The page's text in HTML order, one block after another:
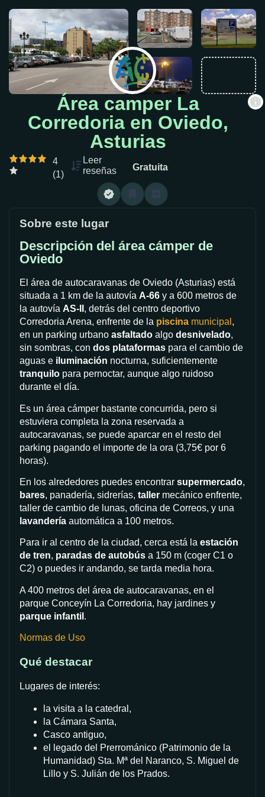
Área camper La
Corredoria en Oviedo,
Asturias
4
(1)
Leer
reseñas
Gratuita
Sobre este lugar
Descripción del área cámper de
Oviedo
El área de autocaravanas de Oviedo (Asturias) está
situada a 1 km de la autovía A-66 y a 600 metros de
la autovía AS-II , detrás del centro deportivo
Corredoria Arena, enfrente de la piscina municipal ,
en un parking urbano asfaltado algo desnivelado,
sin sombras, con dos plataformas para el cambio de
aguas e iluminación nocturna, suficientemente
tranquilo para pernoctar, aunque algo ruidoso
durante el día.
Es un área cámper bastante concurrida, pero si
estuviera completa la zona reservada a
autocaravanas, se puede aparcar en el resto del
parking pagando el importe de la ora (3,75€ por 6
horas).
En los alrededores puedes encontrar supermercado,
bares, panadería, sidrerías, taller mecánico enfrente,
taller de cambio de lunas, oficina de Correos, y una
lavandería automática a 100 metros.
Para ir al centro de la ciudad, cerca está la estación
de tren, paradas de autobús a 150 m (coger C1 o
C2) o puedes ir andando, se tarda media hora.
A 400 metros del área de autocaravanas, en el
parque Conceyín La Corredoria, hay jardines y
parque infantil .
Normas de Uso
Qué destacar
Lugares de interés:
la visita a la catedral,
la Cámara Santa,
Casco antiguo,
el legado del Prerrománico (Patrimonio de la
Humanidad) Sta. Mª del Naranco, S. Miguel de
Lillo y S. Julián de los Prados.